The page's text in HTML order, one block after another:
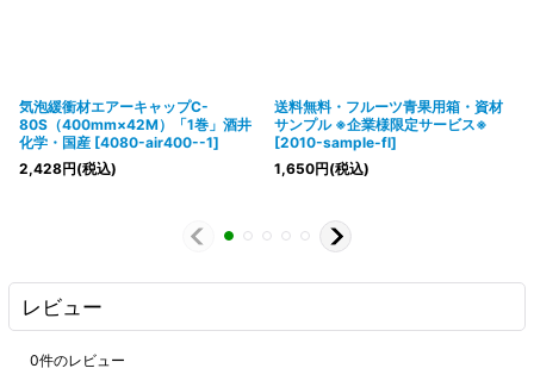
気泡緩衝材エアーキャップC-
80S（400mm×42M）「1巻」酒井
化学・国産 [4080-air400--1]
2,428円(税込)
送料無料・フルーツ青果用箱・資材
サンプル ※企業様限定サービス※
[2010-sample-fl]
1,650円(税込)
レビュー
0件のレビュー